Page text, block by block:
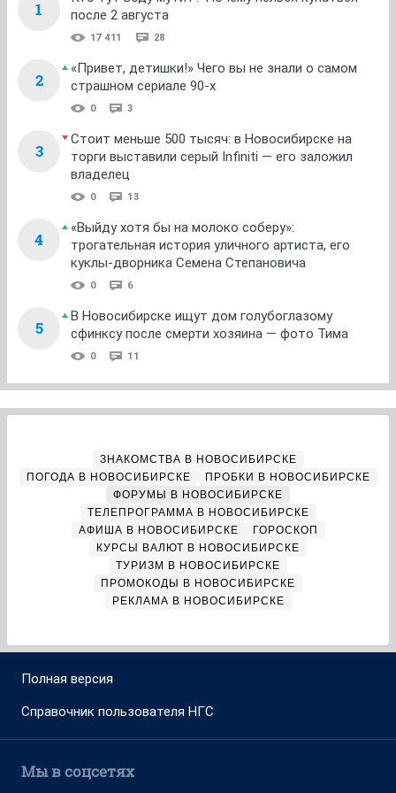
1
после 2 августа
17 411 28
2
«Привет, детишки!» Чего вы не знали о самом
страшном сериале 90-х
0 3
3
Стоит меньше 500 тысяч: в Новосибирске на
торги выставили серый Infiniti — его заложил
владелец
0 13
4
«Выйду хотя бы на молоко соберу»:
трогательная история уличного артиста, его
куклы-дворника Семена Степановича
0 6
5
В Новосибирске ищут дом голубоглазому
сфинксу после смерти хозяина — фото Тима
0 11
ЗНАКОМСТВА В НОВОСИБИРСКЕ
ПОГОДА В НОВОСИБИРСКЕ
ПРОБКИ В НОВОСИБИРСКЕ
ФОРУМЫ В НОВОСИБИРСКЕ
ТЕЛЕПРОГРАММА В НОВОСИБИРСКЕ
АФИША В НОВОСИБИРСКЕ
ГОРОСКОП
КУРСЫ ВАЛЮТ В НОВОСИБИРСКЕ
ТУРИЗМ В НОВОСИБИРСКЕ
ПРОМОКОДЫ В НОВОСИБИРСКЕ
РЕКЛАМА В НОВОСИБИРСКЕ
Полная версия
Справочник пользователя НГС
Мы в соцсетях